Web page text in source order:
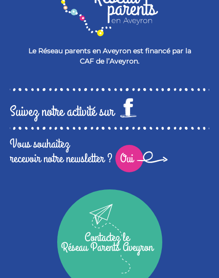
Le Réseau parents en Aveyron est financé par la
CAF de l’Aveyron.
Suivez notre activité sur
Vous souhaitez
recevoir notre newsletter ? Oui
Contactez le
Réseau Parents Aveyron